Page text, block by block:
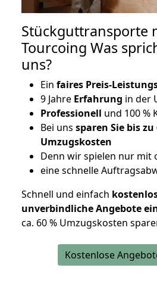
Stückguttransporte
Tourcoing Was
uns?
Ein faires Preis-
9 Jahre Erfahrung in der
Professionell und 100 %
Bei uns sparen Sie bis zu
Umzugskosten
Denn wir spielen nur mit
eine schnelle
Schnell und einfach
unverbindliche Angebote
ca. 60 % Umzugskosten
Kostenlose